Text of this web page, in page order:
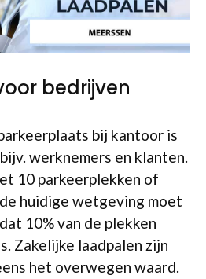
bedrijven
bij kantoor is
werknemers en klanten.
10 parkeerplekken of
de huidige wetgeving moet
10% van de plekken
Zakelijke laadpalen zijn
het overwegen waard.